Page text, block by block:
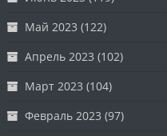
Май 2023 (122)
Апрель 2023 (102)
Март 2023 (104)
Февраль 2023 (97)